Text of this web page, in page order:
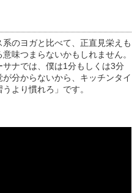
のヨガと比べて、正直見栄えも
味つまらないかもしれません。
ナでは、僕は1分もしくは3分
分からないから、キッチンタイ
より慣れろ」です。